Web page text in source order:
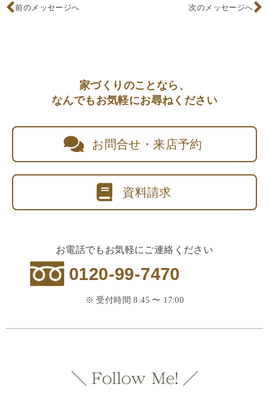
前のメッセージへ 次のメッセージへ
家づくりのことなら、
なんでもお気軽にお尋ねください
お問合せ・来店予約
資料請求
お電話でもお気軽にご連絡ください
0120-99-7470
※ 受付時間 8:45 〜 17:00